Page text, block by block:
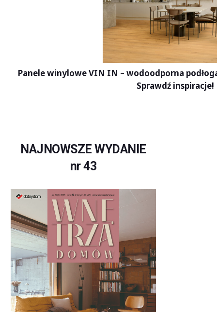
Panele winylowe VIN IN – wodoodporna
Sprawdź inspiracje!
NAJNOWSZE WYDANIE
nr 43